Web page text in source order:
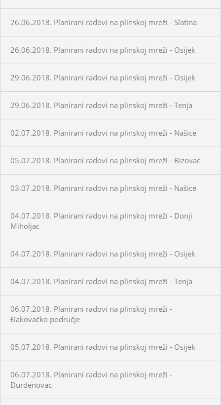
26.06.2018. Planirani radovi na plinskoj mreži - Slatina
26.06.2018. Planirani radovi na plinskoj mreži - Osijek
29.06.2018. Planirani radovi na plinskoj mreži - Osijek
29.06.2018. Planirani radovi na plinskoj mreži - Tenja
02.07.2018. Planirani radovi na plinskoj mreži - Našice
05.07.2018. Planirani radovi na plinskoj mreži - Bizovac
03.07.2018. Planirani radovi na plinskoj mreži - Našice
04.07.2018. Planirani radovi na plinskoj mreži - Donji
Miholjac
04.07.2018. Planirani radovi na plinskoj mreži - Osijek
04.07.2018. Planirani radovi na plinskoj mreži - Tenja
06.07.2018. Planirani radovi na plinskoj mreži -
Đakovačko područje
05.07.2018. Planirani radovi na plinskoj mreži - Osijek
06.07.2018. Planirani radovi na plinskoj mreži -
Đurđenovac